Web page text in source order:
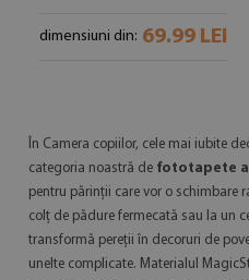
dimensiuni din: 69.99 LEI
În Camera copiilor, cele mai iubite
categoria noastră de fototapete
pentru părinții care vor o schimbare
colț de pădure fermecată sau la un
transformă pereții în decoruri de
unelte complicate. Materialul